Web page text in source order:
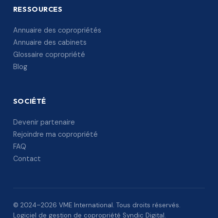
RESSOURCES
Annuaire des copropriétés
Annuaire des cabinets
Glossaire copropriété
Blog
SOCIÉTÉ
Devenir partenaire
Rejoindre ma copropriété
FAQ
Contact
© 2024–2026 VME International. Tous droits réservés.
Logiciel de gestion de copropriété Syndic Digital.